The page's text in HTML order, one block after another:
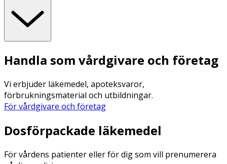
Handla som vårdgivare och företag
Vi erbjuder läkemedel, apoteksvaror,
förbrukningsmaterial och utbildningar.
För vårdgivare och företag
Dosförpackade läkemedel
För vårdens patienter eller för dig som vill prenumerera